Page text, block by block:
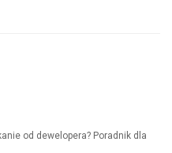
od dewelopera? Poradnik dla